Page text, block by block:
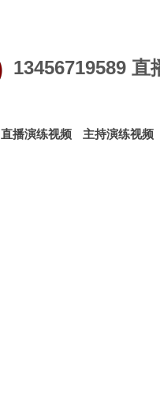
13456719589
直播演练视频 主持演练视频